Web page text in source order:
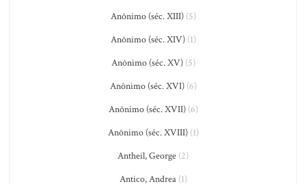
Anônimo (séc. XIII)(5)
Anônimo (séc. XIV)(1)
Anônimo (séc. XV)(5)
Anônimo (séc. XVI)(6)
Anônimo (séc. XVII)(6)
Anônimo (séc. XVIII)(1)
Antheil, George (2)
Antico, Andrea(1)